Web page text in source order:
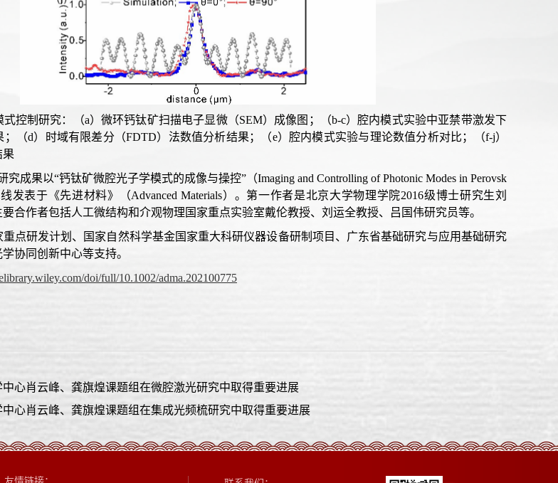
控制研究：（a）微环钙钛矿扫描电子显微（SEM）成像图；（b-c）腔内模式实验中亚禁带激发下
（d）时域有限差分（FDTD）法数值分析结果；（e）腔内模式实验与理论数值分析对比；（f-j）
果
究成果以“钙钛矿微腔光子学模式的成像与操控”（Imaging and Controlling of Photonic Modes in Perovsk
发表于《先进材料》（Advanced Materials）。第一作者是北京大学物理学院2016级博士研究生刘
合作者包括人工微结构和介观物理国家重点实验室戴伦教授、刘运全教授、吕国伟研究员等。
重点研发计划、国家自然科学基金国家重大科研仪器设备研制项目、广东省基础研究与应用基础研究
协同创新中心等支持。
doi/full/10.1002/adma.202100775
中心肖云峰、龚旗煌课题组在微腔激光研究中取得重要进展
心肖云峰、龚旗煌课题组在集成光频梳研究中取得重要进展